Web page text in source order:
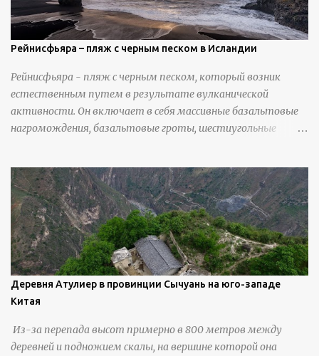
Рейнисфьяра – пляж с черным песком в Исландии
Рейнисфьяра - пляж с черным песком, который возник
естественным путем в результате вулканической
активности. Он включает в себя массивные базальтовые
нагромождения, базальтовые гроты, шестиугольные
Деревня Атулиер в провинции Сычуань на юго-западе
Китая
Из-за перепада высот примерно в 800 метров между
деревней и подножием скалы, на вершине которой она